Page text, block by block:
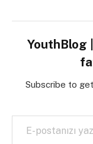
YouthBlog
Subscribe to
E-postanızı yazın…